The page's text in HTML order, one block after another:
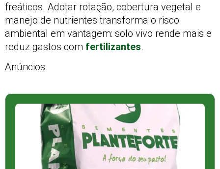
freáticos. Adotar rotação, cobertura vegetal e
manejo de nutrientes transforma o risco
ambiental em vantagem: solo vivo rende mais e
reduz gastos com fertilizantes.
Anúncios